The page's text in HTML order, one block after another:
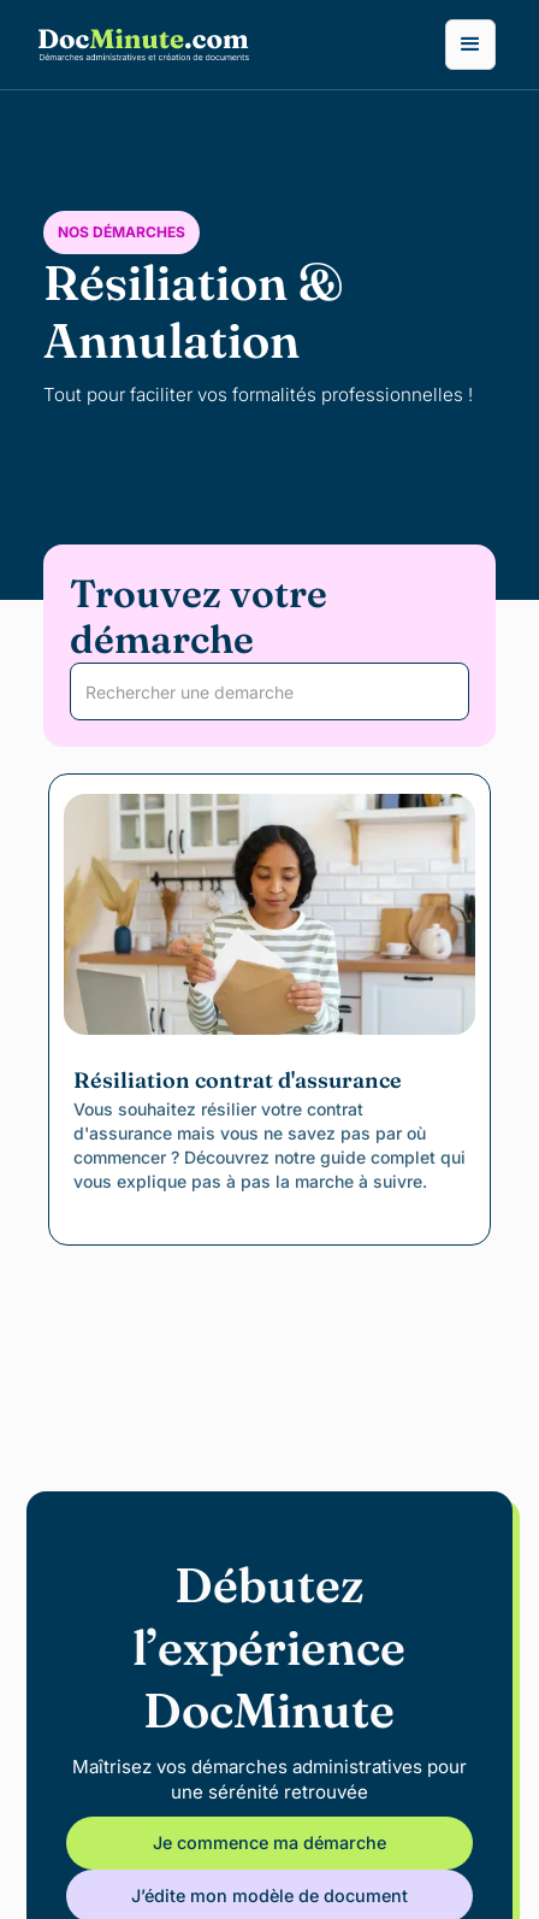
NOS DÉMARCHES
Résiliation &
Annulation
Tout pour faciliter vos formalités professionnelles !
Trouvez votre
démarche
Résiliation contrat d'assurance
Vous souhaitez résilier votre contrat
d'assurance mais vous ne savez pas par où
commencer ? Découvrez notre guide complet qui
vous explique pas à pas la marche à suivre.
Débutez
l’expérience
DocMinute
Maîtrisez vos démarches administratives pour
une sérénité retrouvée
Je commence ma démarche
J’édite mon modèle de document